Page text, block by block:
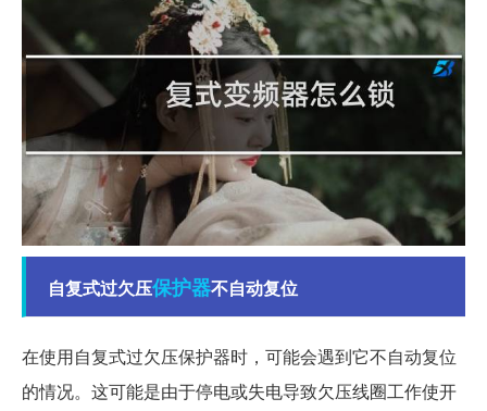
自复式过欠压保护器不自动复位
在使用自复式过欠压保护器时，可能会遇到它不自动复位
的情况。这可能是由于停电或失电导致欠压线圈工作使开